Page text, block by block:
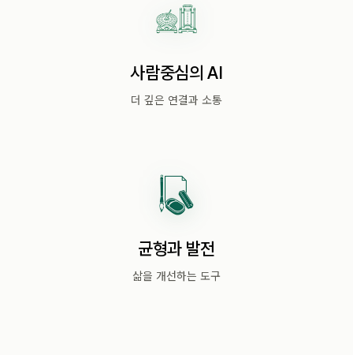
사람중심의 AI
더 깊은 연결과 소통
균형과 발전
삶을 개선하는 도구